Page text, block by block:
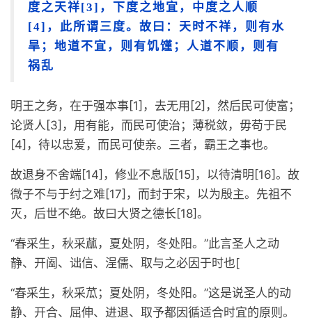
度之天祥[3]，下度之地宜，中度之人顺
[4]，此所谓三度。故曰：天时不祥，则有水
旱；地道不宜，则有饥馑；人道不顺，则有
祸乱
明王之务，在于强本事[1]，去无用[2]，然后民可使富；
论贤人[3]，用有能，而民可使治；薄税敛，毋苟于民
[4]，待以忠爱，而民可使亲。三者，霸王之事也。
故退身不舍端[14]，修业不息版[15]，以待清明[16]。故
微子不与于纣之难[17]，而封于宋，以为殷主。先祖不
灭，后世不绝。故曰大贤之德长[18]。
“春采生，秋采蓏，夏处阴，冬处阳。”此言圣人之动
静、开阖、诎信、浧儒、取与之必因于时也[
“春采生，秋采苽；夏处阴，冬处阳。”这是说圣人的动
静、开合、屈伸、进退、取予都因循适合时宜的原则。